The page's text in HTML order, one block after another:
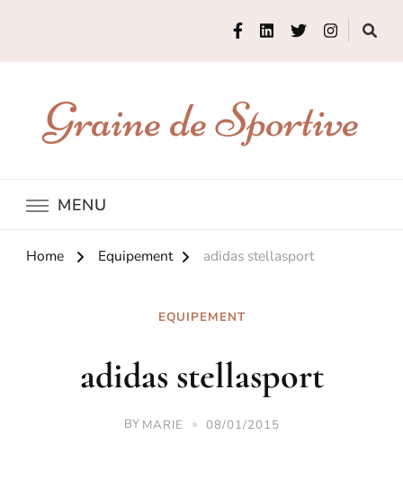
Graine de Sportive
MENU
Home Equipement adidas stellasport
EQUIPEMENT
adidas stellasport
BY MARIE 08/01/2015